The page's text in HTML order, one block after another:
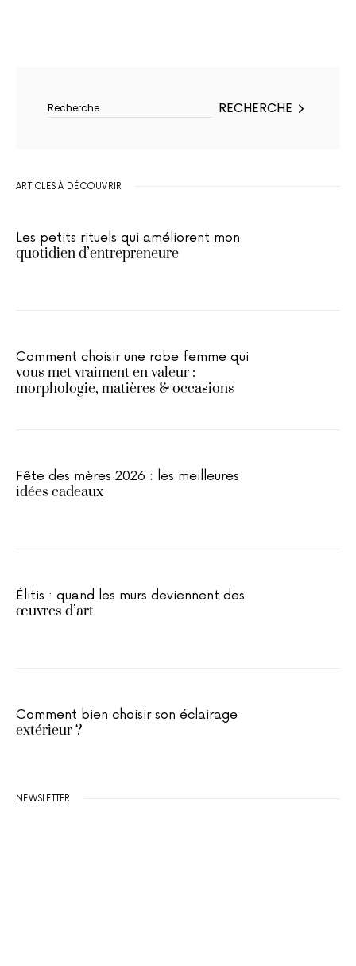
RECHERCHE
ARTICLES À DÉCOUVRIR
Les petits rituels qui améliorent mon
quotidien d’entrepreneure
Comment choisir une robe femme qui
vous met vraiment en valeur :
morphologie, matières & occasions
Fête des mères 2026 : les meilleures
idées cadeaux
Élitis : quand les murs deviennent des
œuvres d’art
Comment bien choisir son éclairage
extérieur ?
NEWSLETTER